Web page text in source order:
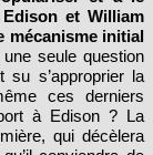
mécanisme initial
seule question
s’approprier la
ces derniers
à Edison ? La
qui décèlera
conviendra de